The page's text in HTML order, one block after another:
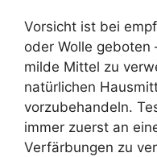
Vorsicht ist bei
oder Wolle geboten
milde Mittel zu
natürlichen
vorzubehandeln.
immer zuerst an
Verfärbungen zu